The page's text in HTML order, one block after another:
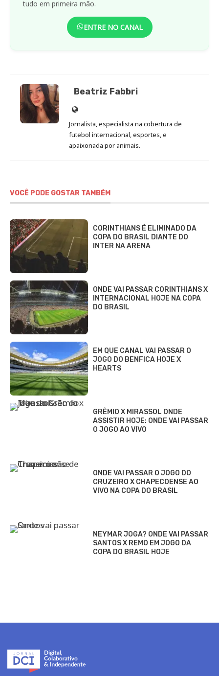
tudo em primeira mão.
ENTRE NO CANAL
Beatriz Fabbri
Site
de
Beatriz
Fabbri
Jornalista, especialista na cobertura de
futebol internacional, esportes, e
apaixonada por animais.
VOCÊ PODE GOSTAR TAMBÉM
CORINTHIANS É ELIMINADO DA
COPA DO BRASIL DIANTE DO
INTER NA ARENA
ONDE VAI PASSAR CORINTHIANS X
INTERNACIONAL HOJE NA COPA
DO BRASIL
EM QUE CANAL VAI PASSAR O
JOGO DO BENFICA HOJE X
HEARTS
GRÊMIO X MIRASSOL ONDE
ASSISTIR HOJE: ONDE VAI PASSAR
O JOGO AO VIVO
ONDE VAI PASSAR O JOGO DO
CRUZEIRO X CHAPECOENSE AO
VIVO NA COPA DO BRASIL
NEYMAR JOGA? ONDE VAI PASSAR
SANTOS X REMO EM JOGO DA
COPA DO BRASIL HOJE